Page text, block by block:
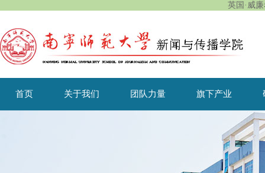
英国·威
首页 关于我们 团队力量 旗下产业